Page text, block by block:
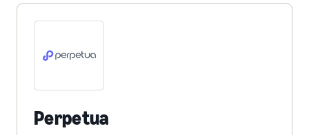
Perpetua